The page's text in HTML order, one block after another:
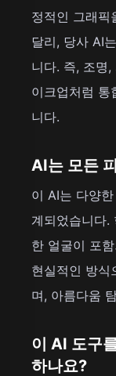
정적인 그래픽
달리, 당사 AI
니다. 즉, 조명
이크업처럼 통
니다.
AI는 모든
이 AI는 다양
계되었습니다.
한 얼굴이 포
현실적인 방식
며, 아름다움
이 AI 도구
하나요?